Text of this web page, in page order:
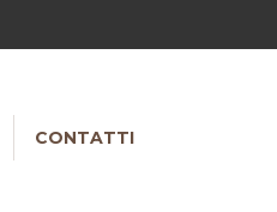
CONTATTI